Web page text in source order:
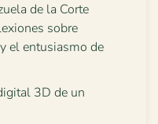
de la Corte
sobre
el entusiasmo de
3D de un